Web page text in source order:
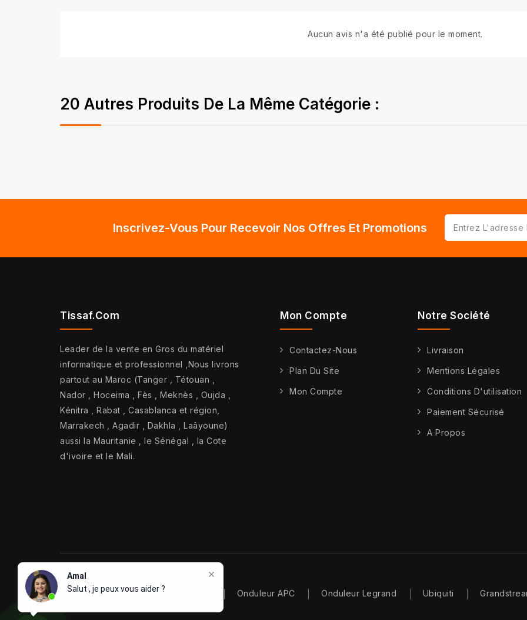
Aucun avis n'a été publié pour le moment.
20 Autres Produits De La Même Catégorie :
Inscrivez-Vous Pour Recevoir Nos Offres Et Promotions
Tissaf.com
Leader de la vente en Gros du matériel
informatique et professionnel ,Nous livrons
partout au Maroc (Tanger , Tétouan ,
Nador , Hoceima , Fès , Meknès , Oujda ,
Kénitra , Rabat , Casablanca et région,
Marrakech , Agadir , Dakhla , Laâyoune)
aussi la Mauritanie , le Sénégal , la Cote
d'ivoire et le Mali.
Mon Compte
Contactez-Nous
Plan Du Site
Mon Compte
Notre Société
Livraison
Mentions Légales
Conditions D'utilisation
Paiement Sécurisé
A Propos
Use Full Links Onduleur Eaton Onduleur APC Onduleur Legrand Ubiquiti